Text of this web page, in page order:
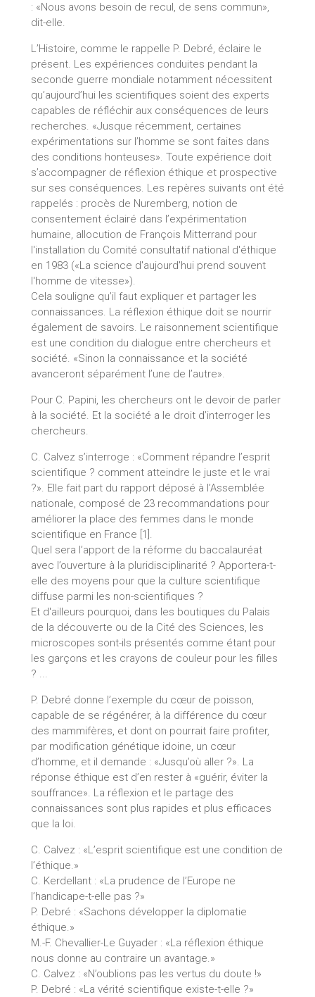
: «Nous avons besoin de recul, de sens commun»,
dit-elle.
L’Histoire, comme le rappelle P. Debré, éclaire le
présent. Les expériences conduites pendant la
seconde guerre mondiale notamment nécessitent
qu’aujourd’hui les scientifiques soient des experts
capables de réfléchir aux conséquences de leurs
recherches. «Jusque récemment, certaines
expérimentations sur l’homme se sont faites dans
des conditions honteuses». Toute expérience doit
s’accompagner de réflexion éthique et prospective
sur ses conséquences. Les repères suivants ont été
rappelés : procès de Nuremberg, notion de
consentement éclairé dans l’expérimentation
humaine, allocution de François Mitterrand pour
l'installation du Comité consultatif national d'éthique
en 1983 («La science d'aujourd'hui prend souvent
l'homme de vitesse»).
Cela souligne qu’il faut expliquer et partager les
connaissances. La réflexion éthique doit se nourrir
également de savoirs. Le raisonnement scientifique
est une condition du dialogue entre chercheurs et
société. «Sinon la connaissance et la société
avanceront séparément l’une de l’autre».
Pour C. Papini, les chercheurs ont le devoir de parler
à la société. Et la société a le droit d’interroger les
chercheurs.
C. Calvez s’interroge : «Comment répandre l’esprit
scientifique ? comment atteindre le juste et le vrai
?». Elle fait part du rapport déposé à l’Assemblée
nationale, composé de 23 recommandations pour
améliorer la place des femmes dans le monde
scientifique en France [1].
Quel sera l’apport de la réforme du baccalauréat
avec l’ouverture à la pluridisciplinarité ? Apportera-t-
elle des moyens pour que la culture scientifique
diffuse parmi les non-scientifiques ?
Et d'ailleurs pourquoi, dans les boutiques du Palais
de la découverte ou de la Cité des Sciences, les
microscopes sont-ils présentés comme étant pour
les garçons et les crayons de couleur pour les filles
? ...
P. Debré donne l’exemple du cœur de poisson,
capable de se régénérer, à la différence du cœur
des mammifères, et dont on pourrait faire profiter,
par modification génétique idoine, un cœur
d’homme, et il demande : «Jusqu’où aller ?». La
réponse éthique est d’en rester à «guérir, éviter la
souffrance». La réflexion et le partage des
connaissances sont plus rapides et plus efficaces
que la loi.
C. Calvez : «L’esprit scientifique est une condition de
l’éthique.»
C. Kerdellant : «La prudence de l’Europe ne
l’handicape-t-elle pas ?»
P. Debré : «Sachons développer la diplomatie
éthique.»
M.-F. Chevallier-Le Guyader : «La réflexion éthique
nous donne au contraire un avantage.»
C. Calvez : «N’oublions pas les vertus du doute !»
P. Debré : «La vérité scientifique existe-t-elle ?»